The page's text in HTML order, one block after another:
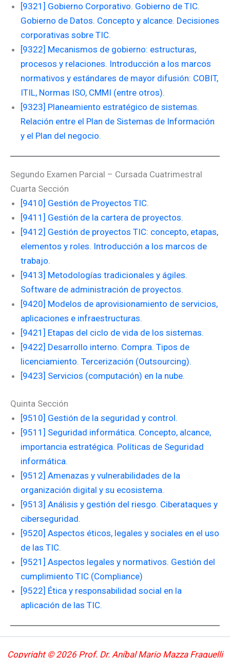
[9321] Gobierno Corporativo. Gobierno de TIC.
Gobierno de Datos. Concepto y alcance. Decisiones
corporativas sobre TIC.
[9322] Mecanismos de gobierno: estructuras,
procesos y relaciones. Introducción a los marcos
normativos y estándares de mayor difusión: COBIT,
ITIL, Normas ISO, CMMI (entre otros).
[9323] Planeamiento estratégico de sistemas.
Relación entre el Plan de Sistemas de Información
y el Plan del negocio.
Segundo Examen Parcial – Cursada Cuatrimestral
Cuarta Sección
[9410] Gestión de Proyectos TIC.
[9411] Gestión de la cartera de proyectos.
[9412] Gestión de proyectos TIC: concepto, etapas,
elementos y roles. Introducción a los marcos de
trabajo.
[9413] Metodologías tradicionales y ágiles.
Software de administración de proyectos.
[9420] Modelos de aprovisionamiento de servicios,
aplicaciones e infraestructuras.
[9421] Etapas del ciclo de vida de los sistemas.
[9422] Desarrollo interno. Compra. Tipos de
licenciamiento. Tercerización (Outsourcing).
[9423] Servicios (computación) en la nube.
Quinta Sección
[9510] Gestión de la seguridad y control.
[9511] Seguridad informática. Concepto, alcance,
importancia estratégica. Políticas de Seguridad
informática.
[9512] Amenazas y vulnerabilidades de la
organización digital y su ecosistema.
[9513] Análisis y gestión del riesgo. Ciberataques y
ciberseguridad.
[9520] Aspectos éticos, legales y sociales en el uso
de las TIC.
[9521] Aspectos legales y normativos. Gestión del
cumplimiento TIC (Compliance)
[9522] Ética y responsabilidad social en la
aplicación de las TIC.
Copyright © 2026 Prof. Dr. Aníbal Mario Mazza Fraquelli